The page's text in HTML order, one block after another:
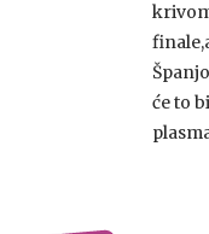
će to